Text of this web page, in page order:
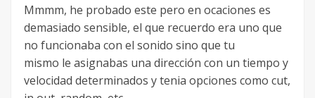
Mmmm, he probado este pero en ocaciones es
demasiado sensible, el que recuerdo era uno que
no funcionaba con el sonido sino que tu
mismo le asignabas una dirección con un tiempo y
velocidad determinados y tenia opciones como cut,